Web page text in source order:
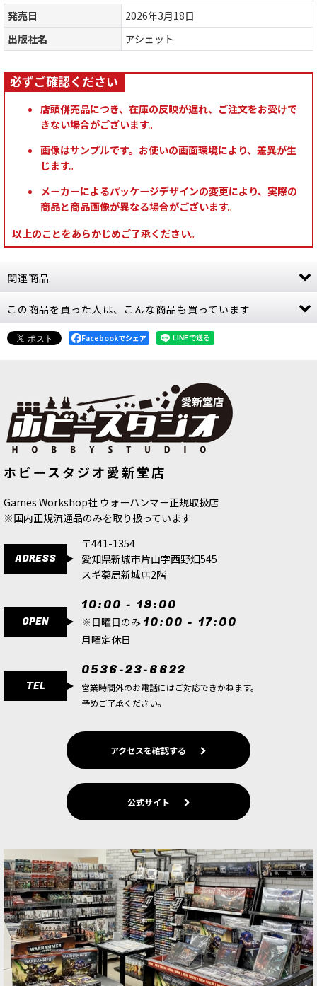
発売日
2026年3月18日
出版社名
アシェット
店頭併売品につき、在庫の反映が遅れ、ご注文をお受けで
きない場合がございます。
画像はサンプルです。お使いの画面環境により、差異が生
じます。
メーカーによるパッケージデザインの変更により、実際の
商品と商品画像が異なる場合がございます。
以上のことをあらかじめご了承ください。
関連商品
[週刊ウォーハンマー] コンバットパトロール 28号
(PART 2/3)[38983-3/18]
2,749円(税込)
ポイント使用対象外の商品です。 27号、28号、
29号と三つ揃ってミニチュアが完成します 『ウォ
ーハンマー40,000』は、単なるゲームやホビーで
はない…
(PART 1/3) [38982-3/11
9点
こちらは、送料無料・会員割引・クーポン割引・
29号と三つ揃ってミニチュアが完成します 『ウォ
ーハンマー40,000』は、単なるゲームやホビーで
はない…
[週刊ウォーハンマー] コンバットパトロール 25号
[ 38984]
2,749円(税込)
こちらは、送料無料・会員割引・クーポン割引・
ポイント使用対象外の商品です。 『ウォーハンマ
ー40,000』は、単なるゲームやホビーではない。
『ウォーハンマー40,000：コンバットパトロー
[週刊ウォーハンマー] コンバットパトロール 24号
(PART2/2)[38983]
2,749
こちらは、送料無料・会員割引・クーポン割引・
ー40,000』は、単なるゲームやホビーではない。
『ウォーハンマー40,000：コンバットパトロー
ル』を…
この商品を買った人は、こんな商品も買っています
3【人工毛】[ B02003 ]
ル
Facebookでシェア
ホビースタジオ愛新堂店
Games Workshop社 ウォーハンマー正規取扱店
※国内正規流通品のみを取り扱っています
ADRESS
〒441-1354
愛知県新城市片山字西野畑545
スギ薬局新城店2階
OPEN
10:00 - 19:00
※日曜日のみ 10:00 - 17:00
月曜定休日
TEL
0536-23-6622
営業時間外のお電話にはご対応できかねます。
予めご了承ください。
アクセスを確認する
公式サイト